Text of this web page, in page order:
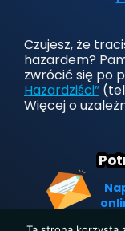
Czujesz, że
hazardem?
zwrócić się po
Hazardziści”
Więcej o